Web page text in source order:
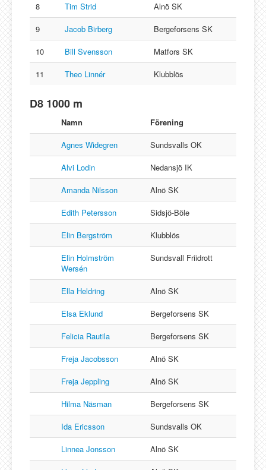
8
Tim Strid
Alnö SK
9
Jacob Birberg
Bergeforsens SK
10
Bill Svensson
Matfors SK
11
Theo Linnér Klubblös
D8 1000 m
Namn
Förening
Agnes Widegren
Sundsvalls OK
Alvi Lodin
Nedansjö IK
Amanda Nilsson
Alnö SK
Edith Petersson
Sidsjö-Böle
Elin Bergström
Klubblös
Elin Holmström
Wersén
Sundsvall Friidrott
Ella Heldring
Alnö SK
Elsa Eklund
Bergeforsens SK
Felicia Rautila
Bergeforsens SK
Freja Jacobsson
Alnö SK
Freja Jeppling
Alnö SK
Hilma Näsman
Bergeforsens SK
Ida Ericsson
Sundsvalls OK
Linnea Jonsson
Alnö SK